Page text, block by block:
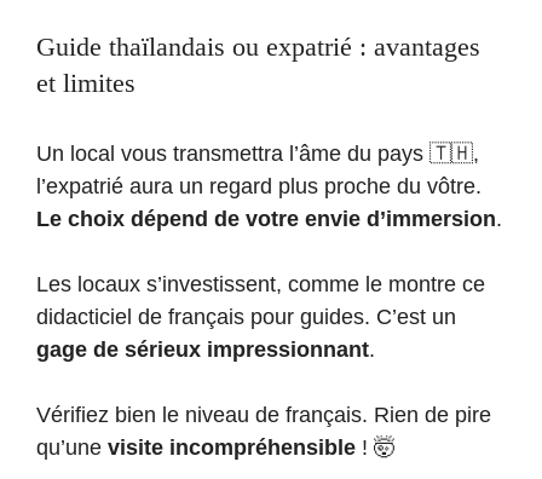
Guide thaïlandais ou expatrié : avantages
et limites
Un local vous transmettra l’âme du pays 🇹🇭,
l’expatrié aura un regard plus proche du vôtre.
Le choix dépend de votre envie d’immersion.
Les locaux s’investissent, comme le montre ce
didacticiel de français pour guides. C’est un
gage de sérieux impressionnant.
Vérifiez bien le niveau de français. Rien de pire
qu’une visite incompréhensible ! 🤯